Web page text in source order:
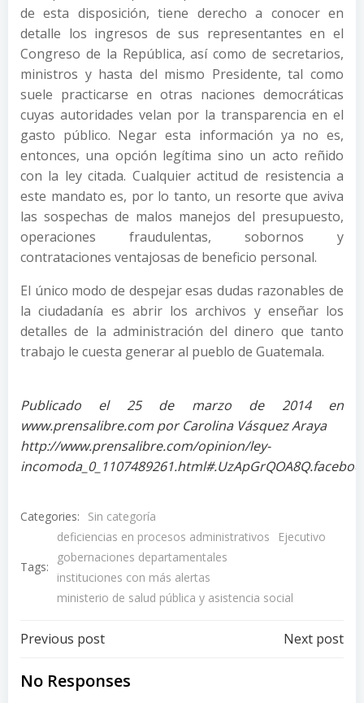
de esta disposición, tiene derecho a conocer en
detalle los ingresos de sus representantes en el
Congreso de la República, así como de secretarios,
ministros y hasta del mismo Presidente, tal como
suele practicarse en otras naciones democráticas
cuyas autoridades velan por la transparencia en el
gasto público. Negar esta información ya no es,
entonces, una opción legítima sino un acto reñido
con la ley citada. Cualquier actitud de resistencia a
este mandato es, por lo tanto, un resorte que aviva
las sospechas de malos manejos del presupuesto,
operaciones fraudulentas, sobornos y
contrataciones ventajosas de beneficio personal.
El único modo de despejar esas dudas razonables de
la ciudadanía es abrir los archivos y enseñar los
detalles de la administración del dinero que tanto
trabajo le cuesta generar al pueblo de Guatemala.
Publicado el 25 de marzo de 2014 en
www.prensalibre.com por Carolina Vásquez Araya
http://www.prensalibre.com/opinion/ley-
Categories: Sin categoría
Tags:
deficiencias en procesos administrativos
Ejecutivo
gobernaciones departamentales
instituciones con más alertas
ministerio de salud pública y asistencia social
Post
navigation
Previous post Next post
No Responses